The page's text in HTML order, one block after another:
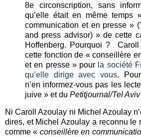
8e circonscription, sans
qu’elle était en même temps
communication et en presse »
and press advisor) » de cette
Hoffenberg. Pourquoi ? Caroll
cette fonction de « conseillère
et en presse » pour la société
qu’elle dirige avec vous.
n’en informez-vous pas les
juive » et du Petitjournal/Tel Aviv
Ni Caroll Azoulay ni Michel Azoulay
dires, et Michel Azoulay a reconnu le
comme « conseillère en